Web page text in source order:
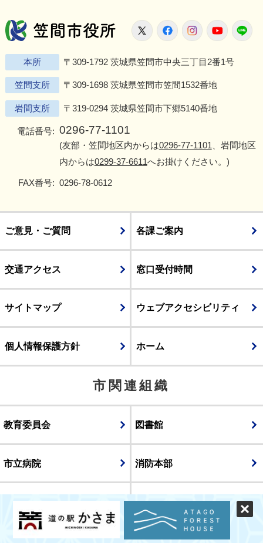
笠間市役所
X FacebookInstagram
本所 〒309-1792 茨城県笠間市中央三丁目2番1号
笠間支所 〒309-1698 茨城県笠間市笠間1532番地
岩間支所 〒319-0294 茨城県笠間市下郷5140番地
電話番号: 0296-77-1101
(友部・笠間地区内からは0296-77-1101 、岩間地区
内からは0299-37-6611へお掛けください。)
FAX番号: 0296-78-0612
ご意見・ご質問 各課ご案内
交通アクセス 窓口受付時間
サイトマップ ウェブアクセシビリティ
個人情報保護方針 ホーム
市関連組織
教育委員会 図書館
市立病院 消防本部
議会
表示 スマートフォン版 パソコン版